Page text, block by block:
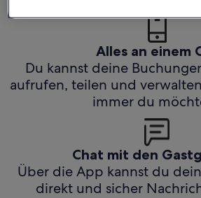
Alles an einem
Du kannst deine
aufrufen, teilen und
immer du
Chat mit den
Über die App kannst du
direkt und sicher